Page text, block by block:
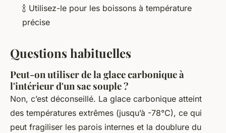
🍾 Utilisez-le pour les boissons à température
précise
Questions habituelles
Peut-on utiliser de la glace carbonique à
l'intérieur d'un sac souple ?
Non, c’est déconseillé. La glace carbonique atteint
des températures extrêmes (jusqu’à -78°C), ce qui
peut fragiliser les parois internes et la doublure du